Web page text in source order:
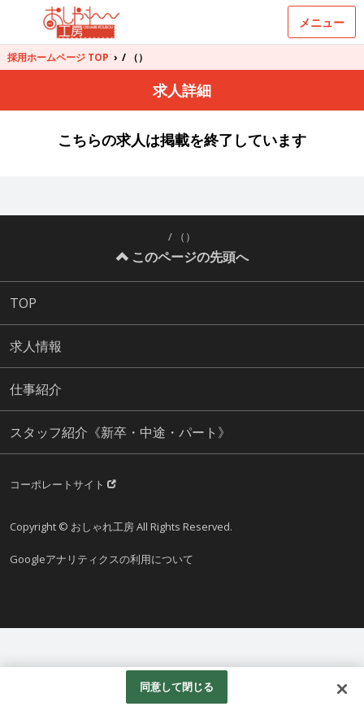
メニュー
採用ホームページ TOP › / （）
求人詳細
こちらの求人は掲載を終了しています
/ （）
このページの先頭へ
TOP
求人情報
仕事紹介
スタッフ紹介《新卒・中途・パート》
コーポレートサイト
Copyright © おしゃれ工房 All Rights Reserved.
Googleアナリティクスの利用について
同意して閉じる